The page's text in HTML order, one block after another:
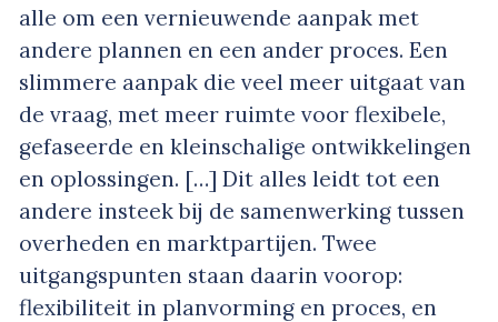
alle om een vernieuwende aanpak met
andere plannen en een ander proces. Een
slimmere aanpak die veel meer uitgaat van
de vraag, met meer ruimte voor flexibele,
gefaseerde en kleinschalige ontwikkelingen
en oplossingen. […] Dit alles leidt tot een
andere insteek bij de samenwerking tussen
overheden en marktpartijen. Twee
uitgangspunten staan daarin voorop:
flexibiliteit in planvorming en proces, en